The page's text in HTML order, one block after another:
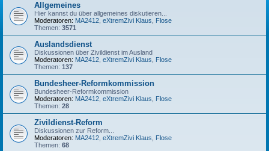
Allgemeines
Hier kannst du über allgemeines diskutieren...
Moderatoren: MA2412 eXtremZivi Klaus
Flose
Themen: 3571
Auslandsdienst
Diskussionen über Zivildienst im Ausland
Moderatoren: MA2412 eXtremZivi Klaus
Flose
Themen: 137
Bundesheer-Reformkommission
Bundesheer-Reformkommission
Moderatoren: MA2412 eXtremZivi Klaus
Flose
Themen: 28
Zivildienst-Reform
Diskussionen zur Reform...
Moderatoren: MA2412 eXtremZivi Klaus
Flose
Themen: 68